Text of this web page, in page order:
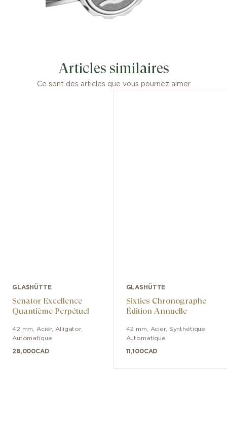
Articles similaires
Ce sont des articles que vous pourriez aimer
GLASHÜTTE
Senator Excellence
Quantième Perpétuel
42 mm Acier, Alligator,
Automatique
28,000CAD
GLASHÜTTE
Sixties Chronographe
Édition Annuelle
42 mm Acier, Synthétique
Automatique
11,100CAD